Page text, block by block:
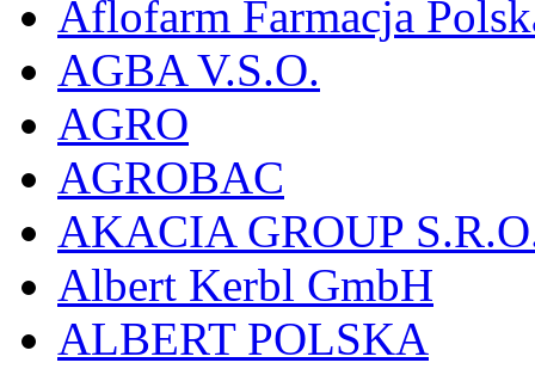
Aflofarm Farmacja
AGBA V.S.O.
AGRO
AGROBAC
AKACIA GROUP
Albert Kerbl GmbH
ALBERT POLSKA